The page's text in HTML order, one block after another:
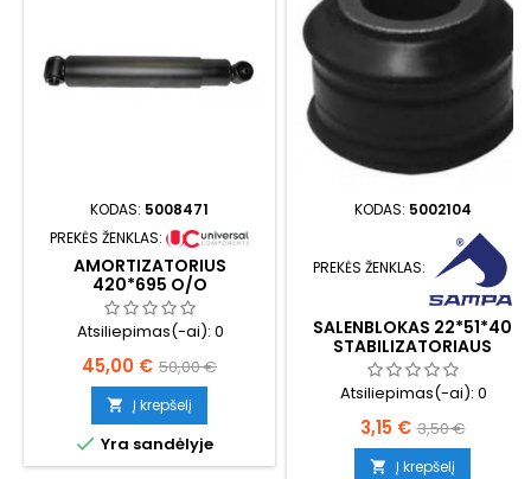
KODAS: 5008471
PREKĖS ŽENKLAS:
AMORTIZATORIUS
420*695 O/O
M16*62/M16*50
Atsiliepimas(-ai): 0
Kaina
45,00 € Bazinė
kaina
50,00 €
 Į krepšelį
 Yra sandėlyje
KODAS: 5002104
PREKĖS ŽENKLAS:
SALENBLOKAS 22*51*40
STABILIZATORIAUS
Atsiliepimas(-ai): 0
Kaina
3,15 € Bazinė
kaina
3,50 €
 Į krepšelį